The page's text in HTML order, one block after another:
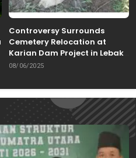
Controversy Surrounds
Cemetery Relocation at
Karian Dam Project in Lebak,
Banten
08/06/2025